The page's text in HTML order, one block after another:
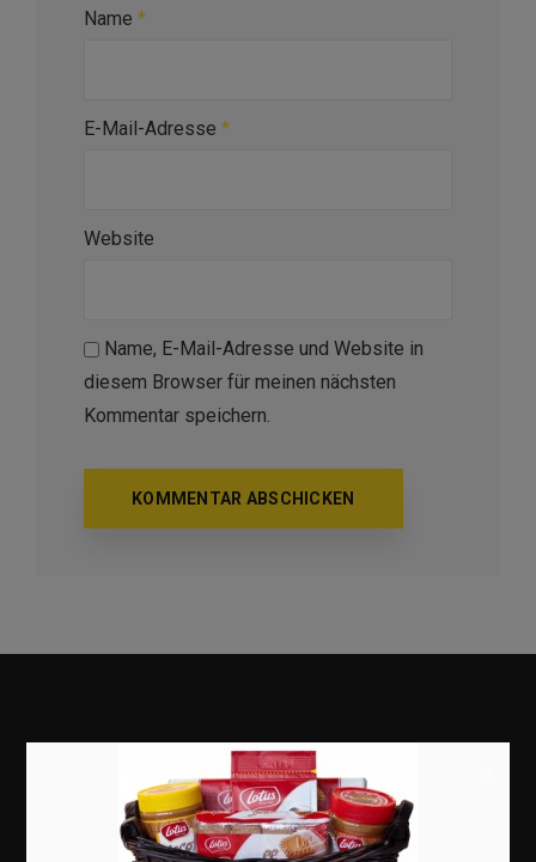
Name *
E-Mail-Adresse *
Website
Name, E-Mail-Adresse und Website in
diesem Browser für meinen nächsten
Kommentar speichern.